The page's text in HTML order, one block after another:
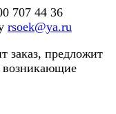
707 44 36
rsoek@ya.ru
заказ, предложит
возникающие